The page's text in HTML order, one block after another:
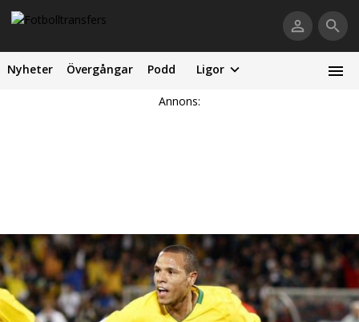
Nyheter Övergångar Podd Ligor
Annons: